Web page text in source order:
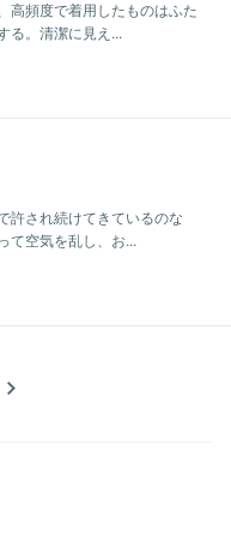
高頻度で着用したものはふた
る。清潔に見え...
許され続けてきているのな
て空気を乱し、お...